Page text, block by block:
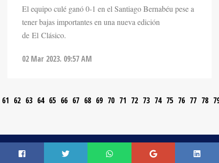
El equipo culé ganó 0-1 en el Santiago Bernabéu pese a
tener bajas importantes en una nueva edición
de El Clásico.
02 Mar 2023. 09:57 AM
61 62 63 64 65 66 67 68 69 70 71 72 73 74 75 76 77 78